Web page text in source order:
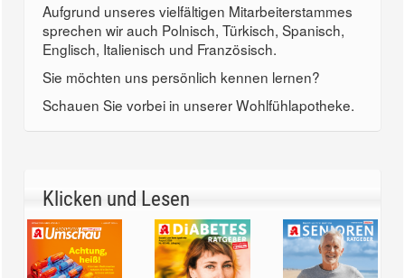
Aufgrund unseres vielfältigen Mitarbeiterstammes
sprechen wir auch Polnisch, Türkisch, Spanisch,
Englisch, Italienisch und Französisch.
Sie möchten uns persönlich kennen lernen?
Schauen Sie vorbei in unserer Wohlfühlapotheke.
Klicken und Lesen